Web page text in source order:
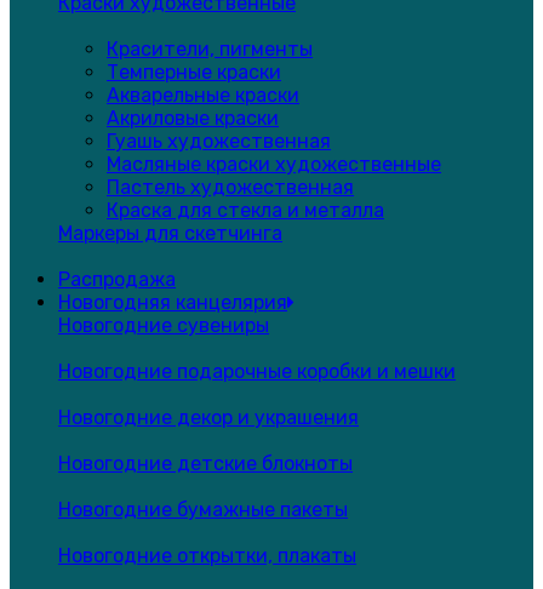
Красители, пигменты
Темперные краски
Акварельные краски
Акриловые краски
Гуашь художественная
Масляные краски художественные
Пастель художественная
Краска для стекла и металла
Маркеры для скетчинга
Распродажа
Новогодняя канцелярия
Новогодние сувениры
Новогодние подарочные коробки и мешки
Новогодние декор и украшения
Новогодние детские блокноты
Новогодние бумажные пакеты
Новогодние открытки, плакаты